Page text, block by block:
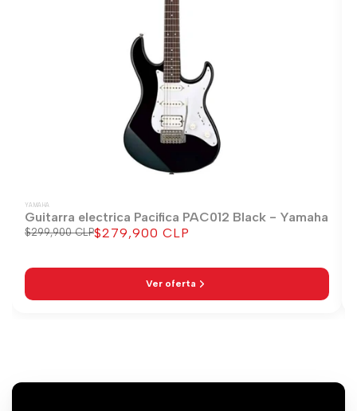
YAMAHA
Guitarra electrica Pacifica PAC012 Black - Yamaha
Precio
$299,900 CLPPrecio
$279,900 CLP
Ver oferta